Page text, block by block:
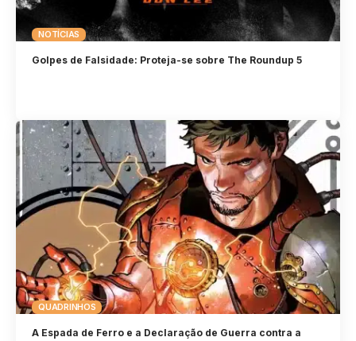
NOTÍCIAS
Golpes de Falsidade: Proteja-se sobre The Roundup 5
QUADRINHOS
A Espada de Ferro e a Declaração de Guerra contra a